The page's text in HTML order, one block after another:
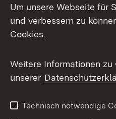
Mastodon
Messenger
Social Wall
X / Twitter
Youtube
Um unsere Webseite für
und verbessern zu
Cookies.
Weitere Informationen
unserer
Technisch notwendige